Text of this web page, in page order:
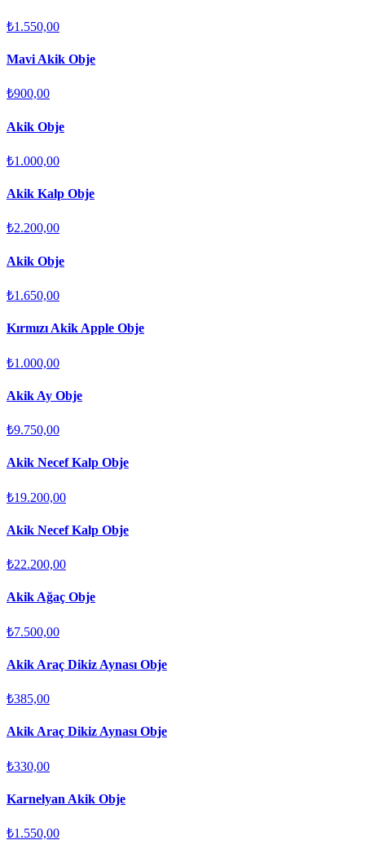
₺1.550,00
Mavi Akik Obje
₺900,00
Akik Obje
₺1.000,00
Akik Kalp Obje
₺2.200,00
Akik Obje
₺1.650,00
Kırmızı Akik Apple Obje
₺1.000,00
Akik Ay Obje
₺9.750,00
Akik Necef Kalp Obje
₺19.200,00
Akik Necef Kalp Obje
₺22.200,00
Akik Ağaç Obje
₺7.500,00
Akik Araç Dikiz Aynası Obje
₺385,00
Akik Araç Dikiz Aynası Obje
₺330,00
Karnelyan Akik Obje
₺1.550,00